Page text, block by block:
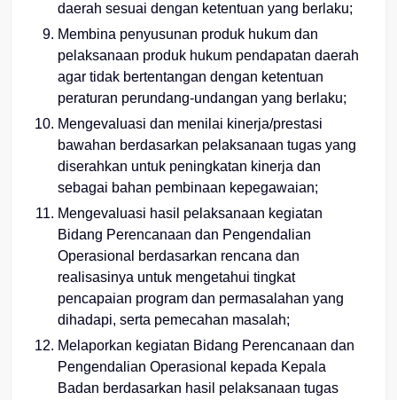
daerah sesuai dengan ketentuan yang berlaku;
Membina penyusunan produk hukum dan
pelaksanaan produk hukum pendapatan daerah
agar tidak bertentangan dengan ketentuan
peraturan perundang-undangan yang berlaku;
Mengevaluasi dan menilai kinerja/prestasi
bawahan berdasarkan pelaksanaan tugas yang
diserahkan untuk peningkatan kinerja dan
sebagai bahan pembinaan kepegawaian;
Mengevaluasi hasil pelaksanaan kegiatan
Bidang Perencanaan dan Pengendalian
Operasional berdasarkan rencana dan
realisasinya untuk mengetahui tingkat
pencapaian program dan permasalahan yang
dihadapi, serta pemecahan masalah;
Melaporkan kegiatan Bidang Perencanaan dan
Pengendalian Operasional kepada Kepala
Badan berdasarkan hasil pelaksanaan tugas